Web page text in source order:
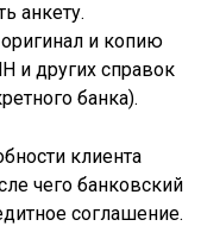
анкету.
и копию
и других справок
банка).
клиента
чего банковский
соглашение.